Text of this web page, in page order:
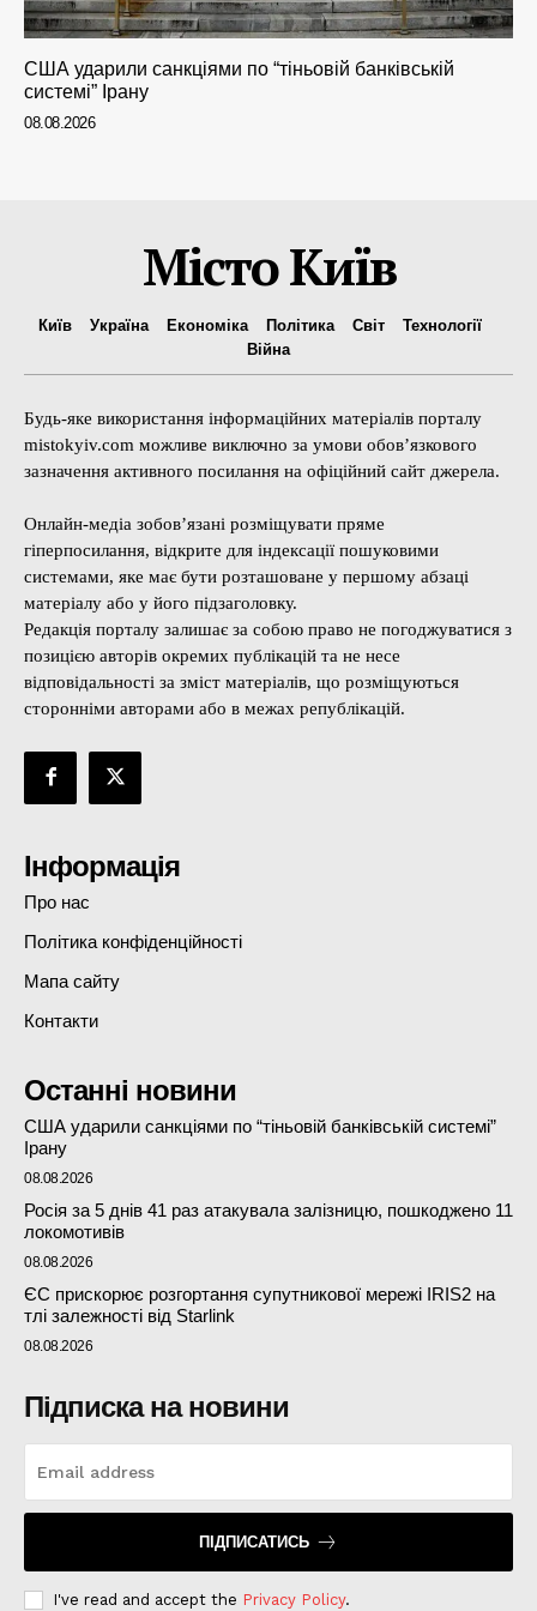
США ударили санкціями по “тіньовій банківській
системі” Ірану
08.08.2026
Місто Київ
Київ Україна Економіка Політика Світ
Технології
Війна
Будь-яке використання інформаційних матеріалів порталу
mistokyiv.com можливе виключно за умови обов’язкового
зазначення активного посилання на офіційний сайт джерела.
Онлайн-медіа зобов’язані розміщувати пряме
гіперпосилання, відкрите для індексації пошуковими
системами, яке має бути розташоване у першому абзаці
матеріалу або у його підзаголовку.
Редакція порталу залишає за собою право не погоджуватися з
позицією авторів окремих публікацій та не несе
відповідальності за зміст матеріалів, що розміщуються
сторонніми авторами або в межах републікацій.
Інформація
Про нас
Політика конфіденційності
Мапа сайту
Контакти
Останні новини
США ударили санкціями по “тіньовій банківській системі”
Ірану
08.08.2026
Росія за 5 днів 41 раз атакувала залізницю, пошкоджено 11
локомотивів
08.08.2026
ЄС прискорює розгортання супутникової мережі IRIS2 на
тлі залежності від Starlink
08.08.2026
Підписка на новини
ПІДПИСАТИСЬ
I've read and accept the Privacy Policy.